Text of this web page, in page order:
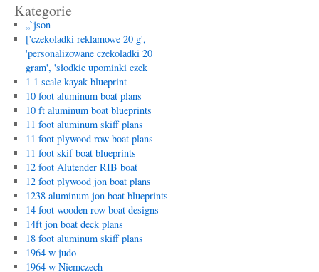
Kategorie
„`json
['czekoladki reklamowe 20 g',
'personalizowane czekoladki 20
gram', 'słodkie upominki czek
1 1 scale kayak blueprint
10 foot aluminum boat plans
10 ft aluminum boat blueprints
11 foot aluminum skiff plans
11 foot plywood row boat plans
11 foot skif boat blueprints
12 foot Alutender RIB boat
12 foot plywood jon boat plans
1238 aluminum jon boat blueprints
14 foot wooden row boat designs
14ft jon boat deck plans
18 foot aluminum skiff plans
1964 w judo
1964 w Niemczech